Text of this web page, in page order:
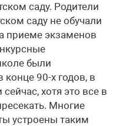
саду. Родители
саду не обучали
приеме экзаменов
были
конце 90-х годов, в
хотя это все в
Многие
устроены таким